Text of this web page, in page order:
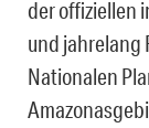
der offiziellen
und jahrelang
Nationalen